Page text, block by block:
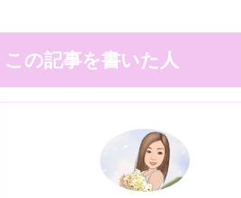
この記事を書いた人